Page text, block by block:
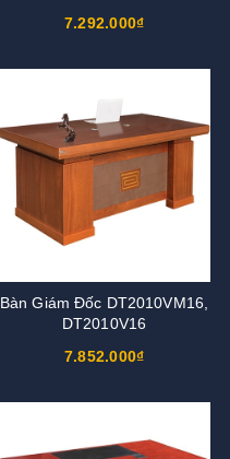
7.292.000₫
Bàn Giám Đốc DT2010VM16,
DT2010V16
7.852.000₫